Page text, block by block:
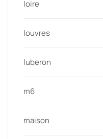
loire
louvres
luberon
m6
maison